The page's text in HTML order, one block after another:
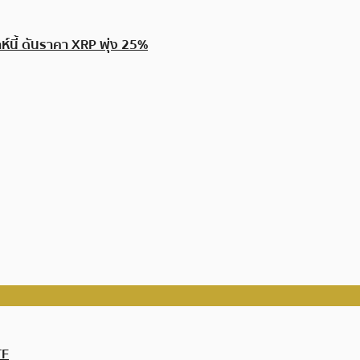
ห์นี้ ดันราคา XRP พุ่ง 25%